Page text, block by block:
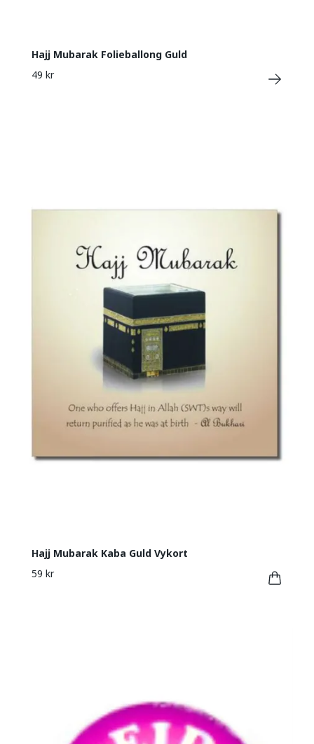
Hajj Mubarak Folieballong Guld
49 kr
Hajj Mubarak Kaba Guld Vykort
59 kr